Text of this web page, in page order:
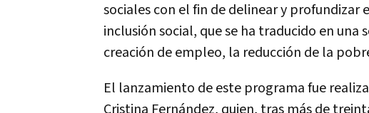
sociales con el fin de delinear y
inclusión social, que se ha traducido en
creación de empleo, la reducción de la
El lanzamiento de este programa fue